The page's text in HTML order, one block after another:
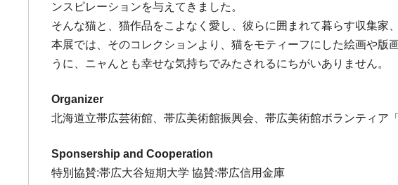
ンスピレーションを与えてきました。
そんな猫と、猫作品をこよなく愛し、彼らに囲まれて暮らす収集家
本展では、そのコレクションより、猫をモティーフにした絵画や
うに、ニャんとも幸せな気持ちでみたされるにちがいありません。
Organizer
北海道立帯広芸術館、帯広美術館振興会、帯広美術館ボランティア
Sponsership and Cooperation
特別協賛:帯広大谷短期大学 協賛:帯広信用金庫